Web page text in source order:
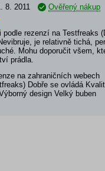
8. 2011 Ověřený nákup
rezenzí na Testfreaks
je relativně tichá,
Mohu doporučit všem,
prádla.
na zahraničních webech
Dobře se ovládá
design Velký buben